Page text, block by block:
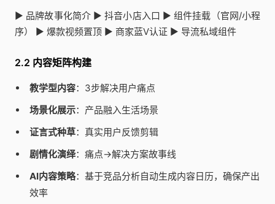
▶️ 品牌故事化简介 ▶️ 抖音小店入口 ▶️ 组件挂载（官网/小程
序） ▶️ 爆款视频置顶 ▶️ 商家蓝V认证 ▶️ 导流私域组件
2.2 内容矩阵构建
教学型内容：3步解决用户痛点
场景化展示：产品融入生活场景
证言式种草：真实用户反馈剪辑
剧情化演绎：痛点→解决方案故事线
AI内容策略：基于竞品分析自动生成内容日历，确保产出
效率